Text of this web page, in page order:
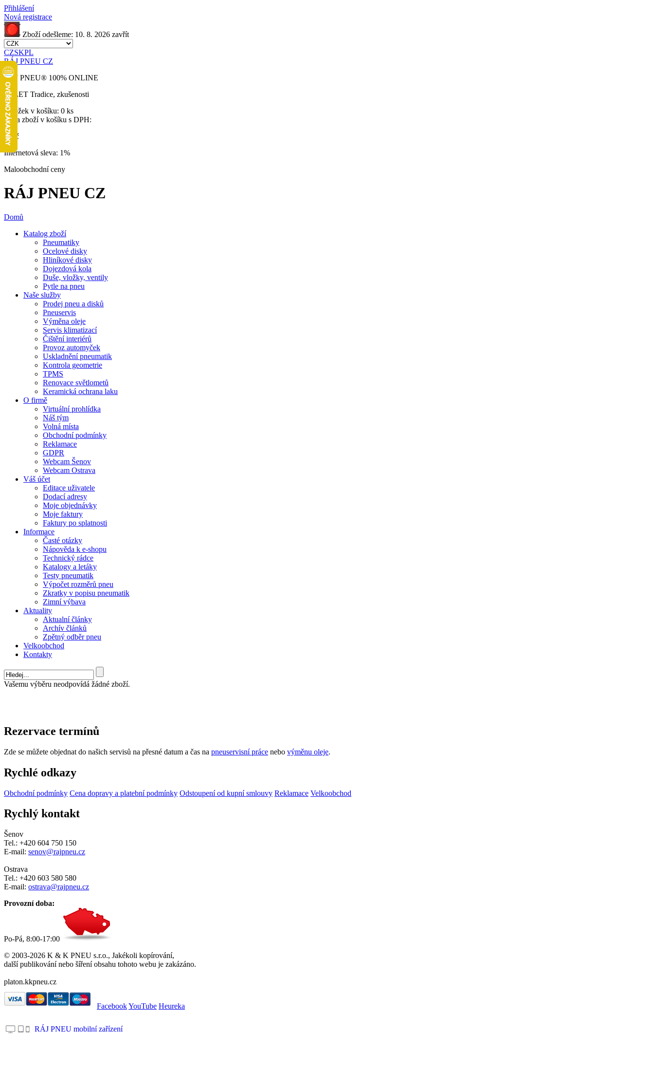
Přihlášení
Nová registrace
Zboží odešleme: 10. 8. 2026 zavřít
CZSKPL
RÁJ PNEU CZ
RÁJ PNEU® 100% ONLINE
32 LET Tradice, zkušenosti
Položek v košíku: 0 ks
Cena zboží v košíku s DPH:
0 Kč
Internetová sleva: 1%
Maloobchodní ceny
RÁJ PNEU CZ
Domů
Katalog zboží
Pneumatiky
Ocelové disky
Hliníkové disky
Dojezdová kola
Duše, vložky, ventily
Pytle na pneu
Naše služby
Prodej pneu a disků
Pneuservis
Výměna oleje
Servis klimatizací
Čištění interiérů
Provoz automyček
Uskladnění pneumatik
Kontrola geometrie
TPMS
Renovace světlometů
Keramická ochrana laku
O firmě
Virtuální prohlídka
Náš tým
Volná místa
Obchodní podmínky
Reklamace
GDPR
Webcam Šenov
Webcam Ostrava
Váš účet
Editace uživatele
Dodací adresy
Moje objednávky
Moje faktury
Faktury po splatnosti
Informace
Časté otázky
Nápověda k e-shopu
Technický rádce
Katalogy a letáky
Testy pneumatik
Výpočet rozměrů pneu
Zkratky v popisu pneumatik
Zimní výbava
Aktuality
Aktualní články
Archív článků
Zpětný odběr pneu
Velkoobchod
Kontakty
Vašemu výběru neodpovídá žádné zboží.
Rezervace termínů
Zde se můžete objednat do našich servisů na přesné datum a čas na pneuservisní práce nebo výměnu oleje.
Rychlé odkazy
Obchodní podmínky Cena dopravy a platební podmínky Odstoupení od kupní smlouvy Reklamace Velkoobchod
Rychlý kontakt
Šenov
Tel.: +420 604 750 150
E-mail: senov@rajpneu.cz
Ostrava
Tel.: +420 603 580 580
E-mail: ostrava@rajpneu.cz
Provozní doba:
Po-Pá, 8:00-17:00
© 2003-2026 K & K PNEU s.r.o., Jakékoli kopírování,
další publikování nebo šíření obsahu tohoto webu je zakázáno.
platon.kkpneu.cz
FacebookYouTube Heureka
RÁJ PNEU mobilní zařízení